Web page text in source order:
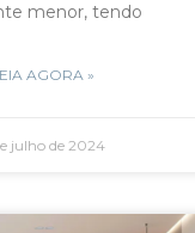
menor, tendo
AGORA »
julho de 2024